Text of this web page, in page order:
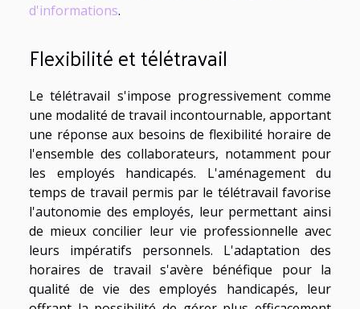
d'informations.
Flexibilité et télétravail
Le télétravail s'impose progressivement comme
une modalité de travail incontournable, apportant
une réponse aux besoins de flexibilité horaire de
l'ensemble des collaborateurs, notamment pour
les employés handicapés. L'aménagement du
temps de travail permis par le télétravail favorise
l'autonomie des employés, leur permettant ainsi
de mieux concilier leur vie professionnelle avec
leurs impératifs personnels. L'adaptation des
horaires de travail s'avère bénéfique pour la
qualité de vie des employés handicapés, leur